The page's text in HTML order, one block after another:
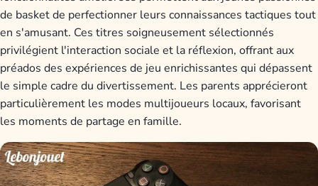
de basket de perfectionner leurs connaissances tactiques tout
en s'amusant. Ces titres soigneusement sélectionnés
privilégient l'interaction sociale et la réflexion, offrant aux
préados des expériences de jeu enrichissantes qui dépassent
le simple cadre du divertissement. Les parents apprécieront
particulièrement les modes multijoueurs locaux, favorisant
les moments de partage en famille.